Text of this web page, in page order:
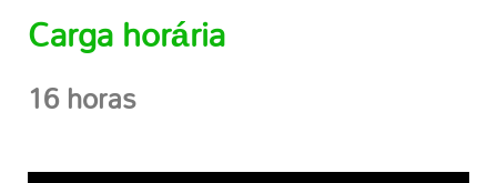
Carga horária
16 horas